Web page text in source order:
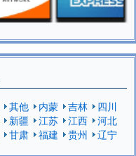
其他 内蒙 吉林
四川
新疆 江苏 江西
河北
甘肃 福建 贵州
辽宁